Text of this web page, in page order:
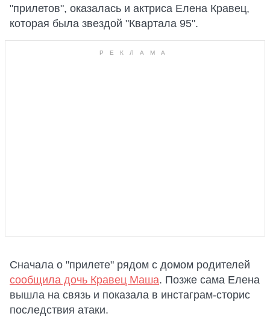
"прилетов", оказалась и актриса Елена Кравец,
которая была звездой "Квартала 95".
Сначала о "прилете" рядом с домом родителей
сообщила дочь Кравец Маша. Позже сама Елена
вышла на связь и показала в инстаграм-сторис
последствия атаки.